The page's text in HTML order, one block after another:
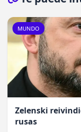
MUNDO
Zelenski
rusas